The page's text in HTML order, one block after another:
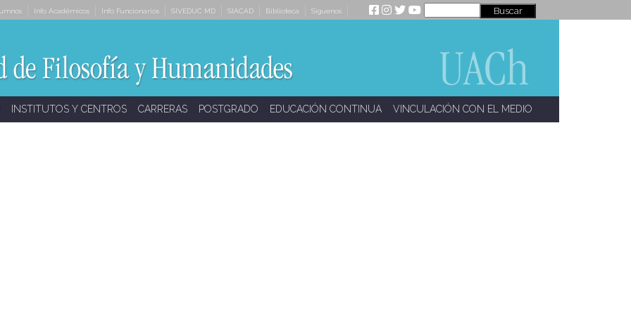
Info Académicos Info Funcionarios SIVEDUC MD SIACAD Biblioteca Síguenos
INSTITUTOS Y CENTROS CARRERAS POSTGRADO EDUCACIÓN CONTINUA VINCULACIÓN CON EL MEDIO